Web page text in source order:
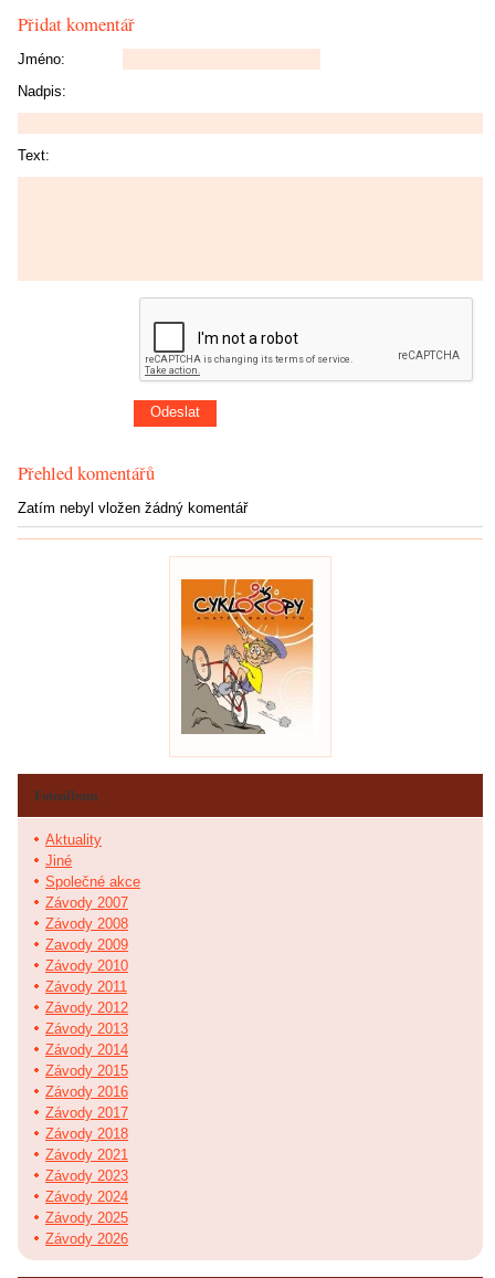
Přidat komentář
Jméno:
Nadpis:
Text:
Přehled komentářů
Zatím nebyl vložen žádný komentář
Fotoalbum
Aktuality
Jiné
Společné akce
Závody 2007
Závody 2008
Zavody 2009
Závody 2010
Závody 2011
Závody 2012
Závody 2013
Závody 2014
Závody 2015
Závody 2016
Závody 2017
Závody 2018
Závody 2021
Závody 2023
Závody 2024
Závody 2025
Závody 2026